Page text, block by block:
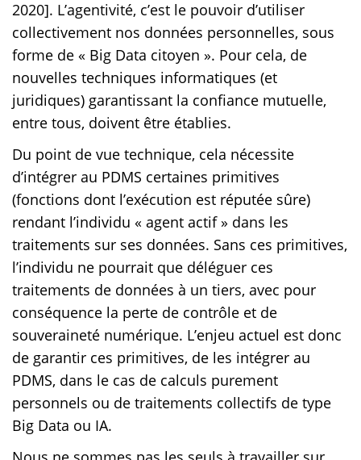
2020]. L’agentivité, c’est le pouvoir d’utiliser
collectivement nos données personnelles, sous
forme de « Big Data citoyen ». Pour cela, de
nouvelles techniques informatiques (et
juridiques) garantissant la confiance mutuelle,
entre tous, doivent être établies.
Du point de vue technique, cela nécessite
d’intégrer au PDMS certaines primitives
(fonctions dont l’exécution est réputée sûre)
rendant l’individu « agent actif » dans les
traitements sur ses données. Sans ces primitives,
l’individu ne pourrait que déléguer ces
traitements de données à un tiers, avec pour
conséquence la perte de contrôle et de
souveraineté numérique. L’enjeu actuel est donc
de garantir ces primitives, de les intégrer au
PDMS, dans le cas de calculs purement
personnels ou de traitements collectifs de type
Big Data ou IA.